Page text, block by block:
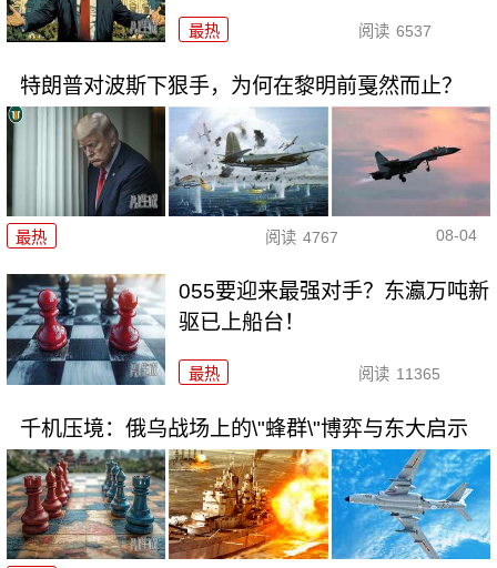
最热 阅读 6537
特朗普对波斯下狠手，为何在黎明前戛然而止？
最热 阅读 4767 08-04
055要迎来最强对手？东瀛万吨新
驱已上船台！
最热 阅读 11365
千机压境：俄乌战场上的\"蜂群\"博弈与东大启示